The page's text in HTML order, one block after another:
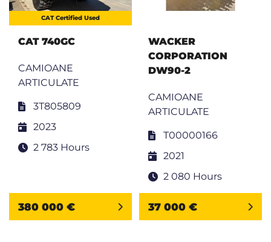
CAT Certified Used
CAT 740GC
CAMIOANE
ARTICULATE
3T805809
2023
2 783 Hours
380 000 €
WACKER
CORPORATION
DW90-2
CAMIOANE
ARTICULATE
T00000166
2021
2 080 Hours
37 000 €